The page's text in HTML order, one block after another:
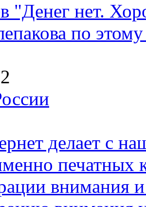
"Денег нет.
по
делает с
печатных
внимания